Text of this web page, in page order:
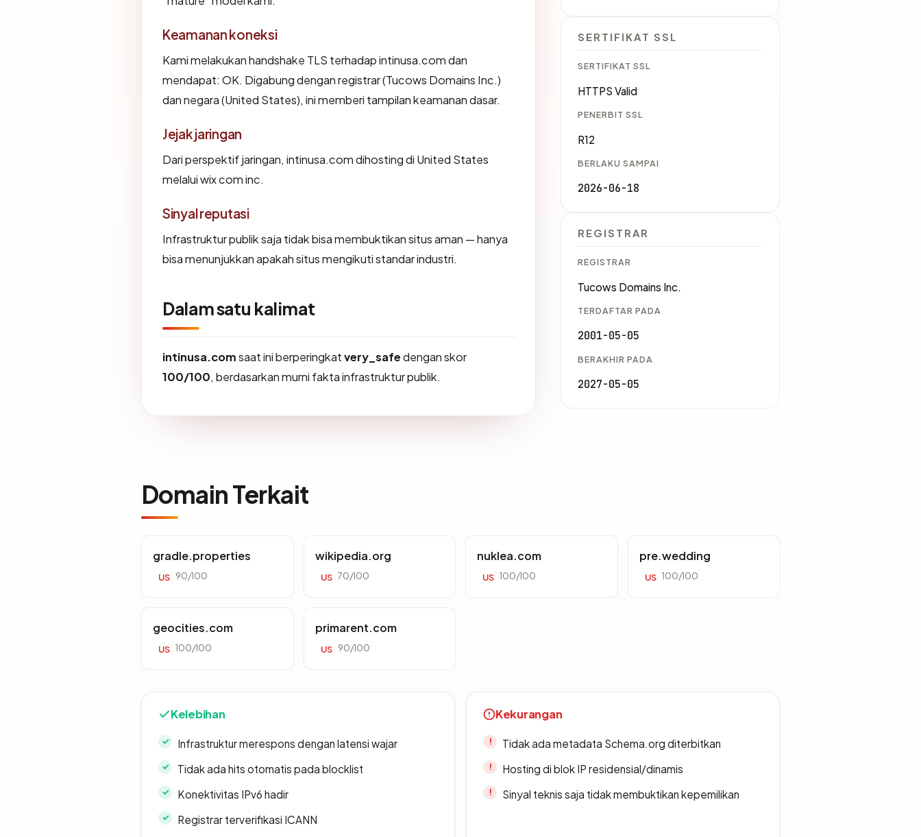
Keamanan koneksi
Kami melakukan handshake TLS terhadap intinusa.com dan
mendapat: OK. Digabung dengan registrar (Tucows Domains Inc.)
dan negara (United States), ini memberi tampilan keamanan dasar.
Jejak jaringan
Dari perspektif jaringan, intinusa.com dihosting di United States
melalui wix com inc.
Sinyal reputasi
Infrastruktur publik saja tidak bisa membuktikan situs aman — hanya
bisa menunjukkan apakah situs mengikuti standar industri.
Dalam satu kalimat
intinusa.comsaat ini berperingkatvery_safedengan skor
100/100, berdasarkan murni fakta infrastruktur publik.
SERTIFIKAT SSL
SERTIFIKAT SSL
HTTPS Valid
PENERBIT SSL
R12
BERLAKU SAMPAI
2026-06-18
REGISTRAR
REGISTRAR
Tucows Domains Inc.
TERDAFTAR PADA
2001-05-05
BERAKHIR PADA
2027-05-05
Domain Terkait
gradle.properties
US 90/100
wikipedia.org
US 70/100
nuklea.com
US 100/100
pre.wedding
US 100/100
geocities.com
US 100/100
primarent.com
US 90/100
Kelebihan
Infrastruktur merespons dengan latensi wajar
Tidak ada hits otomatis pada blocklist
Konektivitas IPv6 hadir
Registrar terverifikasi ICANN
Kekurangan
Tidak ada metadata Schema.org diterbitkan
Hosting di blok IP residensial/dinamis
Sinyal teknis saja tidak membuktikan kepemilikan